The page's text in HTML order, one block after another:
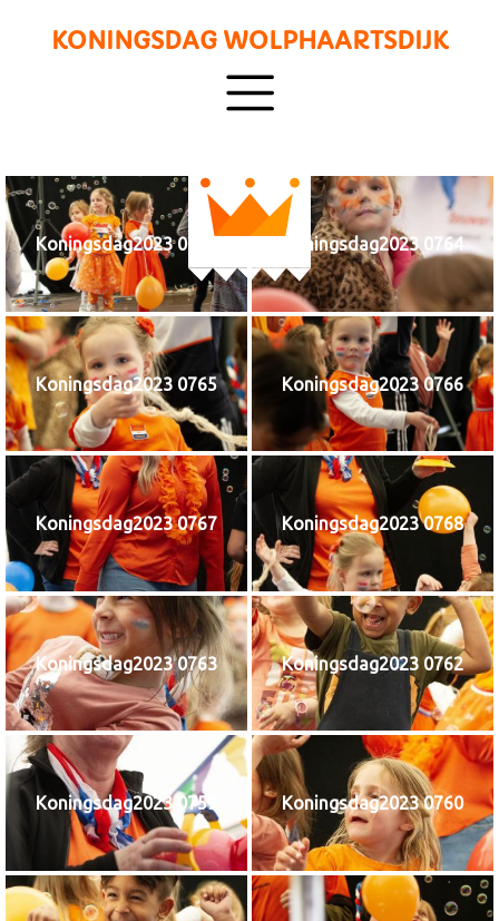
KONINGSDAG WOLPHAARTSDIJK
Koningsdag2023 0769 Koningsdag2023 0764
Koningsdag2023 0765 Koningsdag2023 0766
Koningsdag2023 0767 Koningsdag2023 0768
Koningsdag2023 0763 Koningsdag2023 0762
Koningsdag2023 0759 Koningsdag2023 0760